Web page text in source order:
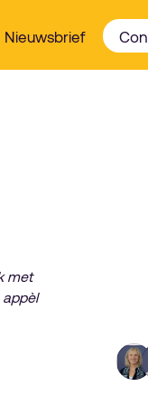
Nieuwsbrief
met